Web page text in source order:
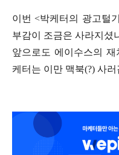
이번 <박케터의 광고털
부감이 조금은 사라지셨
앞으로도 에이수스의
케터는 이만 맥북(?) 사